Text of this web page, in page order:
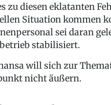
zu diesen eklatanten
Situation kommen
sei daran
stabilisiert.
will sich zur
nicht äußern.